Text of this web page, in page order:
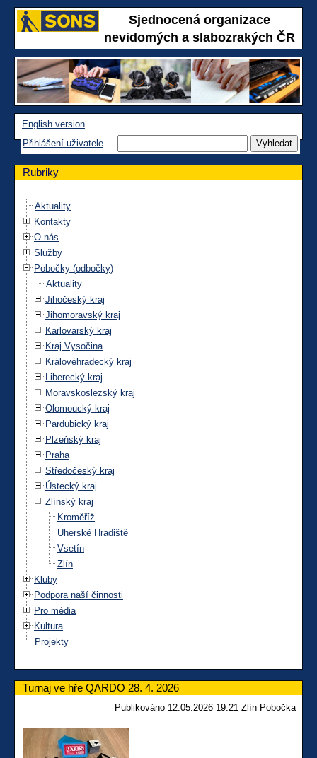
Sjednocená organizace
nevidomých a slabozrakých ČR
English version
Přihlášení uživatele
Rubriky
Aktuality
Kontakty
O nás
Služby
Pobočky (odbočky)
Aktuality
Jihočeský kraj
Jihomoravský kraj
Karlovarský kraj
Kraj Vysočina
Královéhradecký kraj
Liberecký kraj
Moravskoslezský kraj
Olomoucký kraj
Pardubický kraj
Plzeňský kraj
Praha
Středočeský kraj
Ústecký kraj
Zlínský kraj
Kroměříž
Uherské Hradiště
Vsetín
Zlín
Kluby
Podpora naší činnosti
Pro média
Kultura
Projekty
Turnaj ve hře QARDO 28. 4. 2026
Publikováno 12.05.2026 19:21 Zlín Pobočka